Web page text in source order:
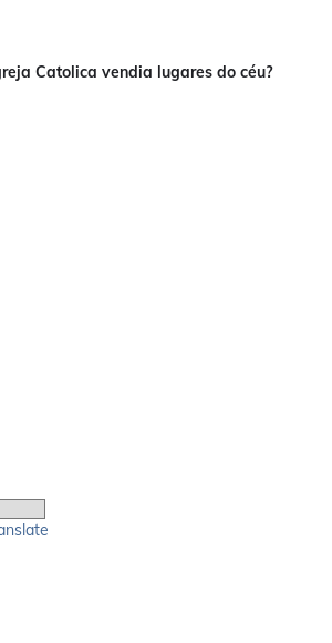
Catolica vendia lugares do céu?